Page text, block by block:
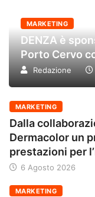
MARKETING
DENZA è
Porto Cervo
Redazione
MARKETING
Dalla
Dermacolor un
prestazioni per
6 Agosto 2026
MARKETING